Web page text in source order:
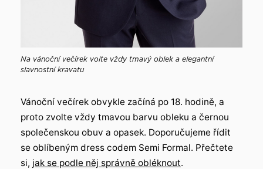
Na vánoční večírek volte vždy tmavý oblek a elegantní
slavnostní kravatu
Vánoční večírek obvykle začíná po 18. hodině, a
proto zvolte vždy tmavou barvu obleku a černou
společenskou obuv a opasek. Doporučujeme řídit
se oblíbeným dress codem Semi Formal. Přečtete
si, jak se podle něj správně obléknout.